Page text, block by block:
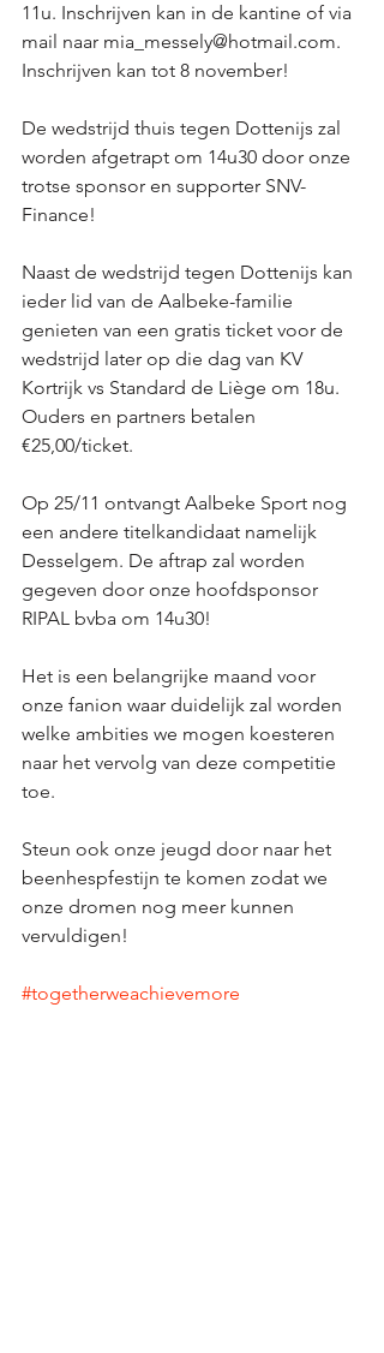
11u. Inschrijven kan in de kantine of via
mail naar mia_messely@hotmail.com.
Inschrijven kan tot 8 november!
De wedstrijd thuis tegen Dottenijs zal
worden afgetrapt om 14u30 door onze
trotse sponsor en supporter SNV-
Finance!
Naast de wedstrijd tegen Dottenijs kan
ieder lid van de Aalbeke-familie
genieten van een gratis ticket voor de
wedstrijd later op die dag van KV
Kortrijk vs Standard de Liège om 18u.
Ouders en partners betalen
€25,00/ticket.
Op 25/11 ontvangt Aalbeke Sport nog
een andere titelkandidaat namelijk
Desselgem. De aftrap zal worden
gegeven door onze hoofdsponsor
RIPAL bvba om 14u30!
Het is een belangrijke maand voor
onze fanion waar duidelijk zal worden
welke ambities we mogen koesteren
naar het vervolg van deze competitie
toe.
Steun ook onze jeugd door naar het
beenhespfestijn te komen zodat we
onze dromen nog meer kunnen
vervuldigen!
#togetherweachievemore